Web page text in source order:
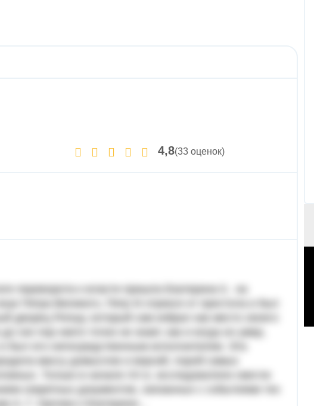
4,8(33 оценок)
переворота к власти пришла Екатерина II, на
Петра Великого, Петр III отрекся от престола и был